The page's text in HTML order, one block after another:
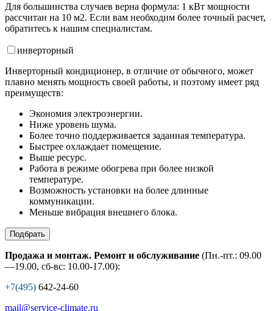
Для большинства случаев верна формула: 1 кВт мощности
рассчитан на 10 м2. Если вам необходим более точный расчет,
обратитесь к нашим специалистам.
инверторный
Инверторный кондиционер, в отличие от обычного, может
плавно менять мощность своей работы, и поэтому имеет ряд
преимуществ:
Экономия электроэнергии.
Ниже уровень шума.
Более точно поддерживается заданная температура.
Быстрее охлаждает помещение.
Выше ресурс.
Работа в режиме обогрева при более низкой
температуре.
Возможность установки на более длинные
коммуникации.
Меньше вибрация внешнего блока.
Подбрать
Продажа и монтаж. Ремонт и обслуживание (Пн.-пт.: 09.00
—19.00, сб-вс: 10.00-17.00):
+7(495) 642-24-60
mail@service-climate.ru